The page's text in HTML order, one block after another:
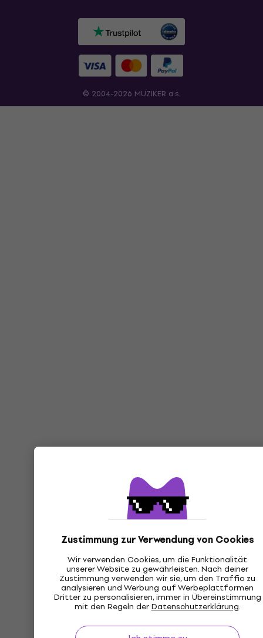
Zustimmung zur Verwendung von Cookies
Wir verwenden Cookies, um die Funktionalität
unserer Website zu gewährleisten. Nach deiner
Zustimmung verwenden wir sie, um den Traffic zu
analysieren und Werbung auf Werbeplattformen
Dritter zu personalisieren, immer in Übereinstimmung
mit den Regeln derDatenschutzerklärung.
© 2004-2026 MUZIKER a.s.